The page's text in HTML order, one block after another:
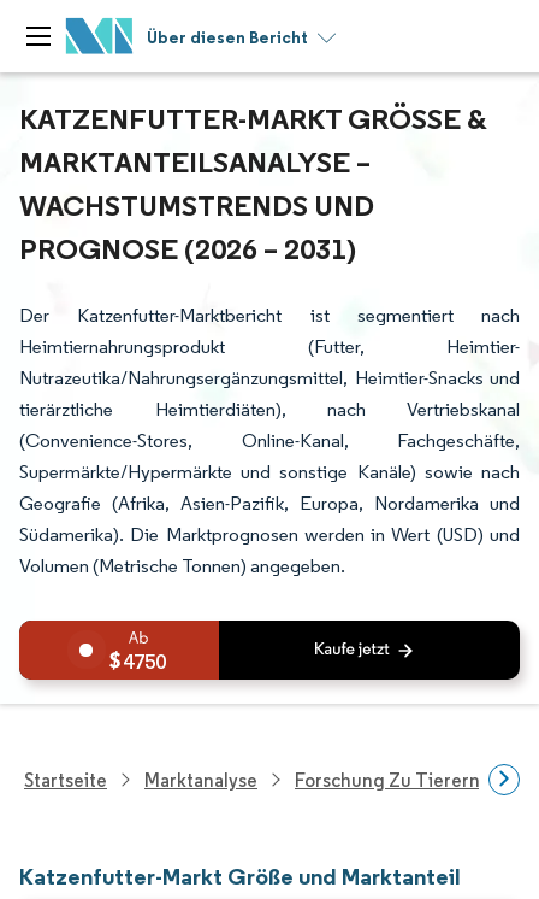
Über diesen Bericht
KATZENFUTTER-MARKT GRÖSSE & M
ARKTANTEILSANALYSE – W
ACHSTUMSTRENDS UND P
ROGNOSE (2026 – 2031)
Der Katzenfutter-Marktbericht ist segmentiert nach
Heimtiernahrungsprodukt (Futter, Heimtier-
Nutrazeutika/Nahrungsergänzungsmittel, Heimtier-Snacks und
tierärztliche Heimtierdiäten), nach Vertriebskanal
(Convenience-Stores, Online-Kanal, Fachgeschäfte,
Supermärkte/Hypermärkte und sonstige Kanäle) sowie nach
Geografie (Afrika, Asien-Pazifik, Europa, Nordamerika und
Südamerika). Die Marktprognosen werden in Wert (USD) und
Volumen (Metrische Tonnen) angegeben.
4750
Startseite Marktanalyse Forschung Zu
Katzenfutter-Markt Größe und Marktanteil